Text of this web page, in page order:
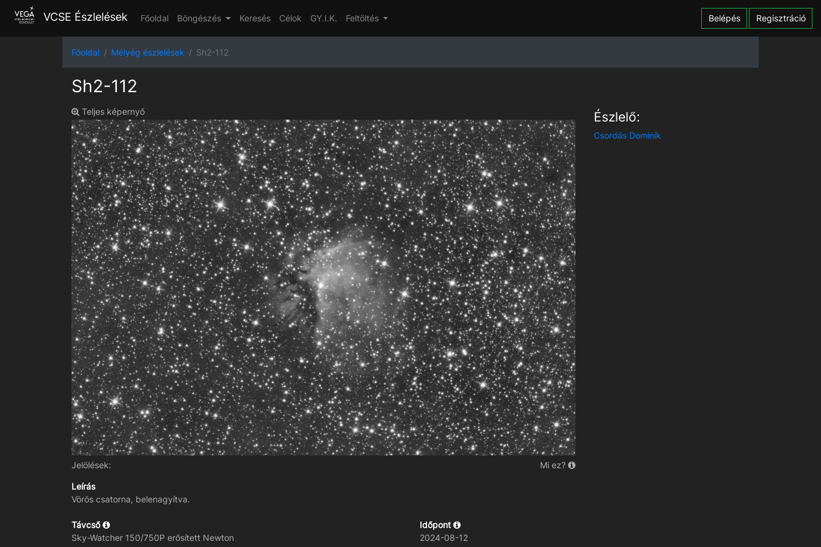
VCSE Észlelések Főoldal Böngészés Keresés Célok GY.I.K. Feltöltés Belépés Regisztráció
Főoldal Mélyég észlelések Sh2-112
Sh2-112
Teljes képernyő
Jelölések: Mi ez?
Észlelő:
Csordás Dominik
Leírás
Vörös csatorna, belenagyítva.
Távcső
Sky-Watcher 150/750P erősített Newton
Időpont
2024-08-12